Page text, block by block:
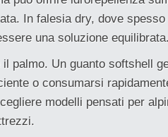
In falesia dry, dove
una soluzione
palmo. Un guanto softshell
o consumarsi
modelli pensati per